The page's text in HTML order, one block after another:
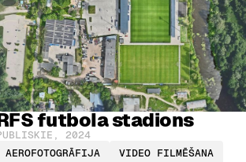
futbola stadions
, 2024
AEROFOTOGRĀFIJA
VIDEO FILMĒŠANA